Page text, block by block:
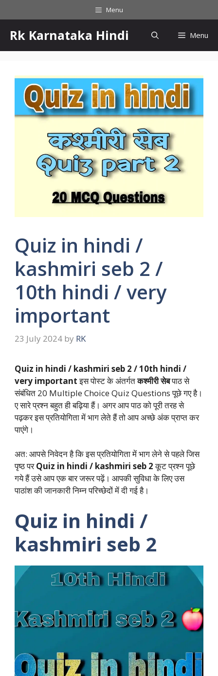
Menu
Rk Karnataka Hindi Menu
Quiz in hindi /
kashmiri seb 2 /
10th hindi / very
important
23 July 2024 by RK
Quiz in hindi / kashmiri seb 2 / 10th hindi /
very importantइस पोस्ट के अंतर्गतकश्मीरी सेबपाठ से
संबंधित 20 Multiple Choice Quiz Questions पूछे गए है।
ए सारे प्रश्न बहुत ही बढ़िया हैं। अगर आप पाठ को पूरी तरह से
पढ़कर इस प्रतियोगिता में भाग लेते हैं तो आप अच्छे अंक प्राप्त कर
पाएंगे।
अत: आपसे निवेदन है कि इस प्रतियोगिता में भाग लेने से पहले जिस
पृष्ठ परQuiz in hindi / kashmiri seb 2कूट प्रश्न पूछे
गये हैं उसे आप एक बार जरूर पढ़ें। आपकी सुविधा के लिए उस
पाठांश की जानकारी निम्न परिच्छेदों में दी गई है।
Quiz in hindi /
kashmiri seb 2